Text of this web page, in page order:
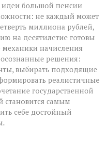
идеи большой пенсии
не каждый может
миллиона рублей,
на десятилетие готовы
начисления
решения:
выбирать подходящие
реалистичные
государственной
самым
себе достойный